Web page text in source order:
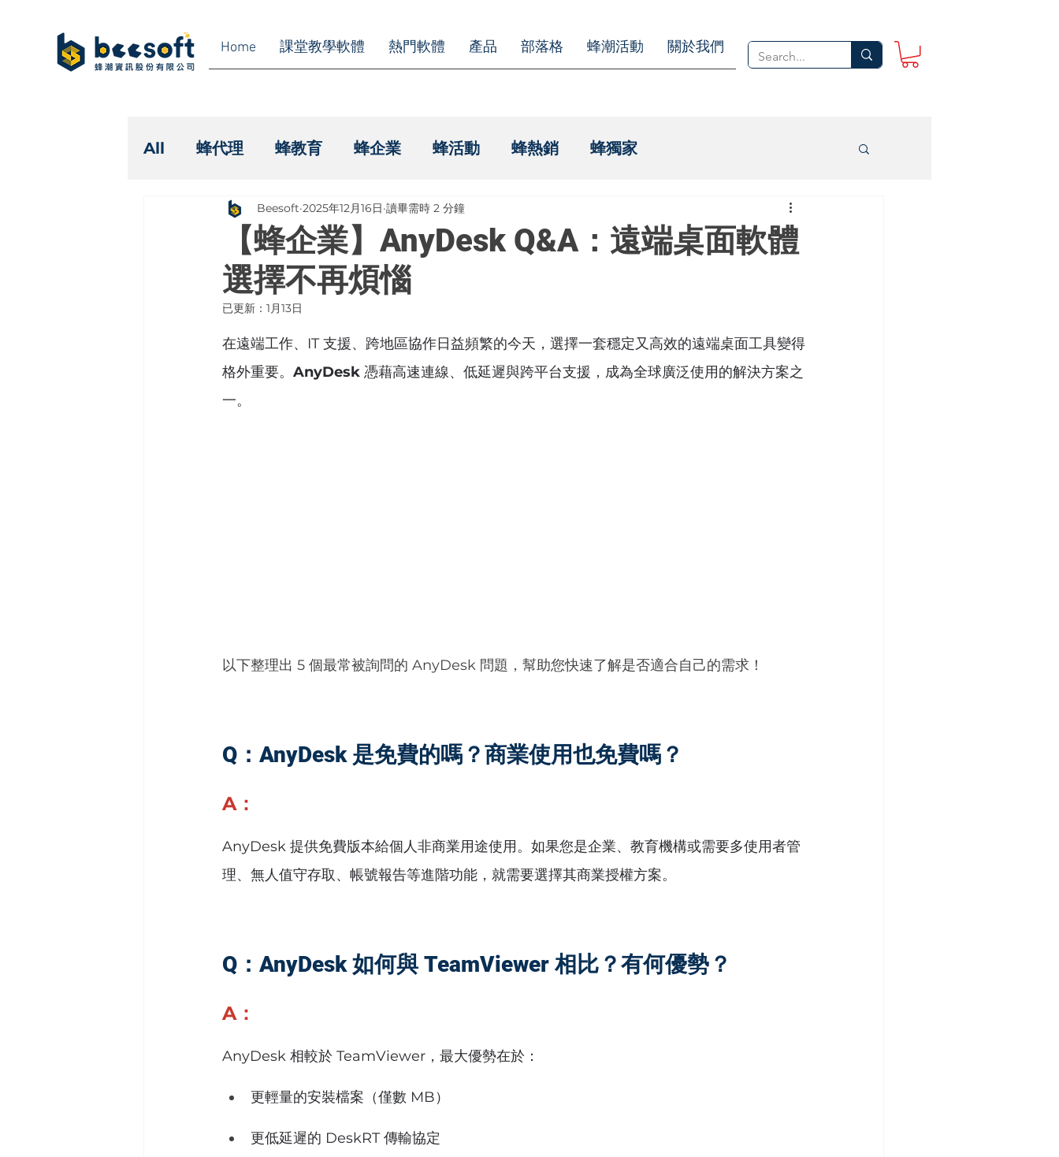
Home 課堂教學軟體 熱門軟體 產品 部落格 蜂潮活動 關於我們
All 蜂代理 蜂教育 蜂企業 蜂活動 蜂熱銷 蜂獨家
【蜂企業】AnyDesk Q&A：遠端桌面軟體
選擇不再煩惱
Beesoft 2025年12月16日 讀畢需時 2 分鐘
已更新： 1月13日
在遠端工作、IT 支援、跨地區協作日益頻繁的今天，選擇一套穩定又高效的遠端桌面工具變得
格外重要。 AnyDesk 憑藉高速連線、低延遲與跨平台支援，成為全球廣泛使用的解決方案之
一。
以下整理出 5 個最常被詢問的 AnyDesk 問題，幫助您快速了解是否適合自己的需求！
Q：AnyDesk 是免費的嗎？商業使用也免費嗎？
A：
AnyDesk 提供免費版本給個人非商業用途使用。如果您是企業、教育機構或需要多使用者管
理、無人值守存取、帳號報告等進階功能，就需要選擇其商業授權方案。
Q：AnyDesk 如何與 TeamViewer 相比？有何優勢？
A：
AnyDesk 相較於 TeamViewer，最大優勢在於：
更輕量的安裝檔案（僅數 MB）
更低延遲的 DeskRT 傳輸協定